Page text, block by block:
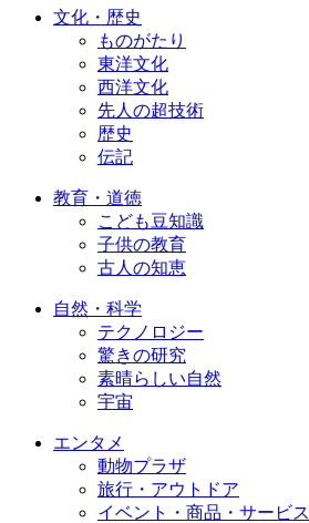
文化・歴史
ものがたり
東洋文化
西洋文化
先人の超技術
歴史
伝記
教育・道徳
こども豆知識
子供の教育
古人の知恵
自然・科学
テクノロジー
驚きの研究
素晴らしい自然
宇宙
エンタメ
動物プラザ
旅行・アウトドア
イベント・商品・サービス